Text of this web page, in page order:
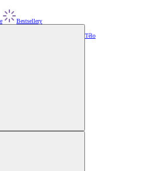
Bestsellery
Tělo